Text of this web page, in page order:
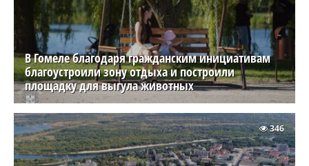
В Гомеле благодаря гражданским инициативам
благоустроили зону отдыха и построили
площадку для выгула животных
346